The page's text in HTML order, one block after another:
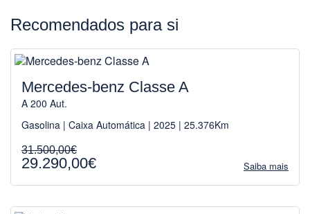
Recomendados para si
Mercedes-benz Classe A
A 200 Aut.
Gasolina | Caixa Automática | 2025 | 25.376Km
31.500,00€
29.290,00€ Saiba mais